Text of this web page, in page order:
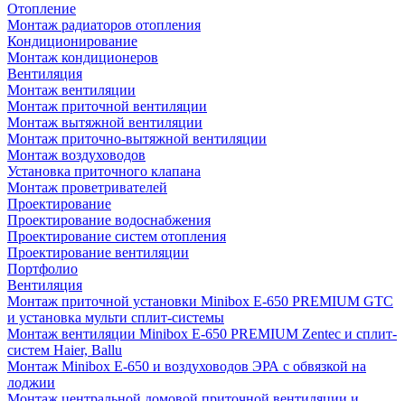
Отопление
Монтаж радиаторов отопления
Кондиционирование
Монтаж кондиционеров
Вентиляция
Монтаж вентиляции
Монтаж приточной вентиляции
Монтаж вытяжной вентиляции
Монтаж приточно-вытяжной вентиляции
Монтаж воздуховодов
Установка приточного клапана
Монтаж проветривателей
Проектирование
Проектирование водоснабжения
Проектирование систем отопления
Проектирование вентиляции
Портфолио
Вентиляция
Монтаж приточной установки Minibox E-650 PREMIUM GTC
и установка мульти сплит-системы
Монтаж вентиляции Minibox E-650 PREMIUM Zentec и сплит-
систем Haier, Ballu
Монтаж Minibox E-650 и воздуховодов ЭРА с обвязкой на
лоджии